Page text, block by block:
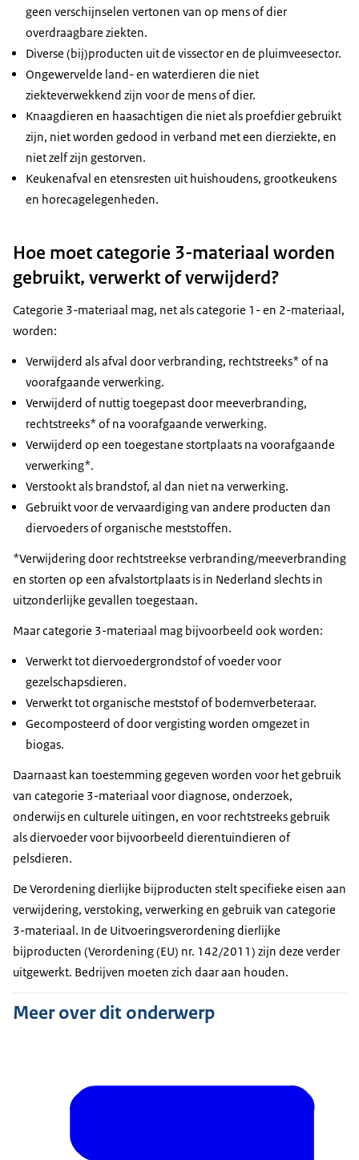
geen verschijnselen vertonen van op mens of dier
overdraagbare ziekten.
Diverse (bij)producten uit de vissector en de pluimveesector.
Ongewervelde land- en waterdieren die niet
ziekteverwekkend zijn voor de mens of dier.
Knaagdieren en haasachtigen die niet als proefdier gebruikt
zijn, niet worden gedood in verband met een dierziekte, en
niet zelf zijn gestorven.
Keukenafval en etensresten uit huishoudens, grootkeukens
en horecagelegenheden.
Hoe moet categorie 3-materiaal worden
gebruikt, verwerkt of verwijderd?
Categorie 3-materiaal mag, net als categorie 1- en 2-materiaal,
worden:
Verwijderd als afval door verbranding, rechtstreeks* of na
voorafgaande verwerking.
Verwijderd of nuttig toegepast door meeverbranding,
rechtstreeks* of na voorafgaande verwerking.
Verwijderd op een toegestane stortplaats na voorafgaande
verwerking*.
Verstookt als brandstof, al dan niet na verwerking.
Gebruikt voor de vervaardiging van andere producten dan
diervoeders of organische meststoffen.
*Verwijdering door rechtstreekse verbranding/meeverbranding
en storten op een afvalstortplaats is in Nederland slechts in
uitzonderlijke gevallen toegestaan.
Maar categorie 3-materiaal mag bijvoorbeeld ook worden:
Verwerkt tot diervoedergrondstof of voeder voor
gezelschapsdieren.
Verwerkt tot organische meststof of bodemverbeteraar.
Gecomposteerd of door vergisting worden omgezet in
biogas.
Daarnaast kan toestemming gegeven worden voor het gebruik
van categorie 3-materiaal voor diagnose, onderzoek,
onderwijs en culturele uitingen, en voor rechtstreeks gebruik
als diervoeder voor bijvoorbeeld dierentuindieren of
pelsdieren.
De Verordening dierlijke bijproducten stelt specifieke eisen aan
verwijdering, verstoking, verwerking en gebruik van categorie
3-materiaal. In de Uitvoeringsverordening dierlijke
bijproducten (Verordening (EU) nr. 142/2011) zijn deze verder
uitgewerkt. Bedrijven moeten zich daar aan houden.
Meer over dit onderwerp